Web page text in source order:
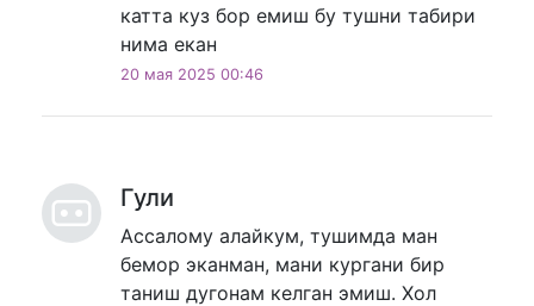
катта куз бор емиш бу тушни табири
нима екан
20 мая 2025 00:46
Гули
Ассалому алайкум, тушимда ман
бемор эканман, мани кургани бир
таниш дугонам келган эмиш. Хол